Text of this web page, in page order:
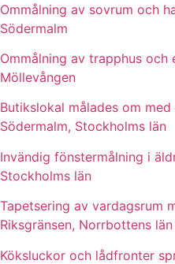
Ommålning av sovrum och
Södermalm
Ommålning av trapphus och
Möllevången
Butikslokal målades om
Södermalm, Stockholms län
Invändig fönstermålning i
Stockholms län
Tapetsering av vardagsrum
Riksgränsen, Norrbottens län
Köksluckor och lådfronter